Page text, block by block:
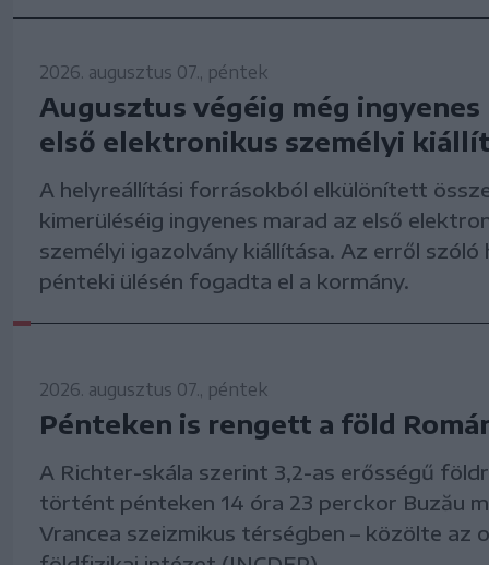
2026. augusztus 07., péntek
Augusztus végéig még ingyenes
első elektronikus személyi
A helyreállítási forrásokból elkülönített
kimerüléséig ingyenes marad az első
személyi igazolvány kiállítása. Az erről
pénteki ülésén fogadta el a kormány.
2026. augusztus 07., péntek
Pénteken is rengett a föld
A Richter-skála szerint 3,2-as erősségű
történt pénteken 14 óra 23 perckor Buzău
Vrancea szeizmikus térségben – közölte az